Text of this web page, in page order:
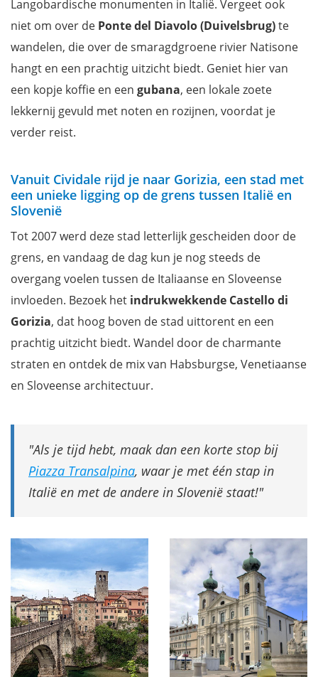
Langobardische monumenten in Italië. Vergeet ook
niet om over de Ponte del Diavolo (Duivelsbrug)te
wandelen, die over de smaragdgroene rivier Natisone
hangt en een prachtig uitzicht biedt. Geniet hier van
een kopje koffie en een gubana, een lokale zoete
lekkernij gevuld met noten en rozijnen, voordat je
verder reist.
Vanuit Cividale rijd je naar Gorizia, een stad met
een unieke ligging op de grens tussen Italië en
Slovenië
Tot 2007 werd deze stad letterlijk gescheiden door de
grens, en vandaag de dag kun je nog steeds de
overgang voelen tussen de Italiaanse en Sloveense
invloeden. Bezoek het indrukwekkende Castello di
Gorizia, dat hoog boven de stad uittorent en een
prachtig uitzicht biedt. Wandel door de charmante
straten en ontdek de mix van Habsburgse, Venetiaanse
en Sloveense architectuur.
Als je tijd hebt, maak dan een korte stop bij
Piazza Transalpina, waar je met één stap in
Italië en met de andere in Slovenië staat!